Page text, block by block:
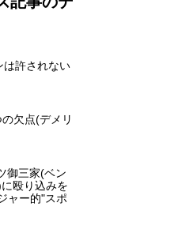
は許されない
欠点(デメリ
御三家(ベン
殴り込みを
ャー的"スポ